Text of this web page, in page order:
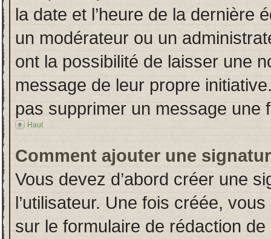
la date et l’heure de la dernière
un modérateur ou un
ont la possibilité de laisser une
message de leur propre
pas supprimer un message une
Haut
Comment ajouter une
Vous devez d’abord créer une
l’utilisateur. Une fois créée,
sur le formulaire de rédaction